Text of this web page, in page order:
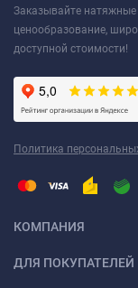
Заказывайте
ценообразование,
доступной стоимости!
Политика
КОМПАНИЯ
ДЛЯ ПОКУПАТЕЛЕЙ